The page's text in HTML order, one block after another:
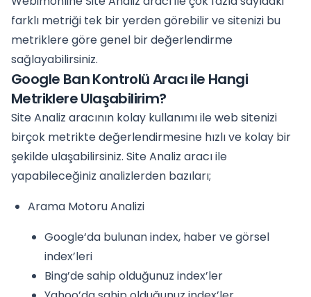
farklı metriği tek bir yerden görebilir ve sitenizi bu
metriklere göre genel bir değerlendirme
sağlayabilirsiniz.
Google Ban Kontrolü Aracı ile Hangi
Metriklere Ulaşabilirim?
Site Analiz aracının kolay kullanımı ile web sitenizi
birçok metrikte değerlendirmesine hızlı ve kolay bir
şekilde ulaşabilirsiniz. Site Analiz aracı ile
yapabileceğiniz analizlerden bazıları;
Arama Motoru Analizi
Google‘da bulunan index, haber ve görsel
index’leri
Bing’de sahip olduğunuz index’ler